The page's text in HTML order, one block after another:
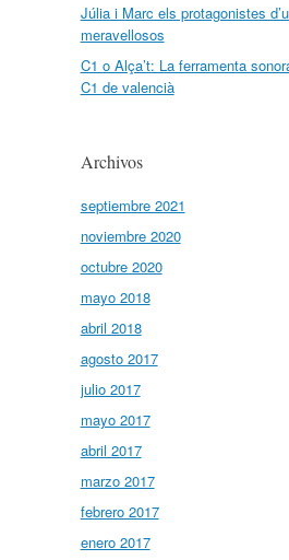
Júlia i Marc els protagonistes
meravellosos
C1 o Alça’t: La ferramenta
C1 de valencià
Archivos
septiembre 2021
noviembre 2020
octubre 2020
mayo 2018
abril 2018
agosto 2017
julio 2017
mayo 2017
abril 2017
marzo 2017
febrero 2017
enero 2017